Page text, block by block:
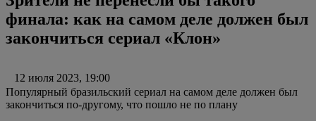
финала: как на самом деле должен был
закончиться сериал «Клон»
12 июля 2023, 19:00
Популярный бразильский сериал на самом деле должен был
закончиться по-другому, что пошло не по плану